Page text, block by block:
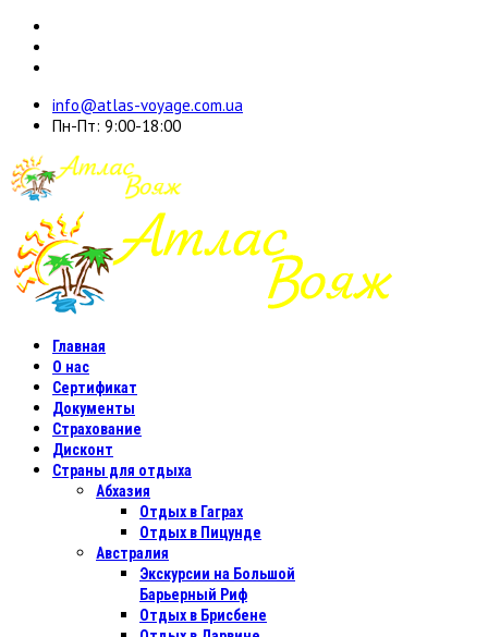
info@atlas-voyage.com.ua
Пн-Пт: 9:00-18:00
Главная
О нас
Сертификат
Документы
Страхование
Дисконт
Страны для отдыха
Абхазия
Отдых в Гаграх
Отдых в Пицунде
Австралия
Экскурсии на Большой
Барьерный Риф
Отдых в Бриcбене